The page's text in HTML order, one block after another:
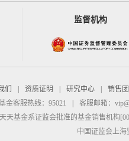
监督机构
们 资质证明 研究中心
销售
金客服热线：95021
客服邮箱：
天天基金系证监会批准的基金销售机构
中国证监会上